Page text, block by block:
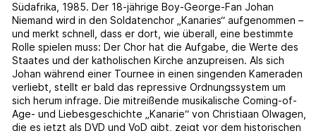
Südafrika, 1985. Der 18-jährige Boy-George-Fan Johan
Niemand wird in den Soldatenchor „Kanaries“ aufgenommen –
und merkt schnell, dass er dort, wie überall, eine bestimmte
Rolle spielen muss: Der Chor hat die Aufgabe, die Werte des
Staates und der katholischen Kirche anzupreisen. Als sich
Johan während einer Tournee in einen singenden Kameraden
verliebt, stellt er bald das repressive Ordnungssystem um
sich herum infrage. Die mitreißende musikalische Coming-of-
Age- und Liebesgeschichte „Kanarie“ von Christiaan Olwagen,
die es jetzt als DVD und VoD gibt, zeigt vor dem historischen